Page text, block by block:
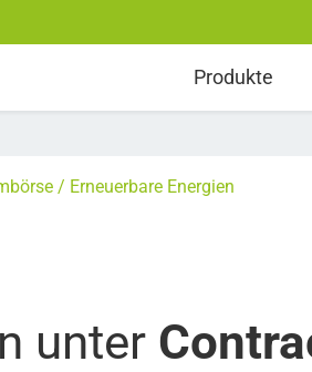
Produkte
Erneuerbare Energien
unter